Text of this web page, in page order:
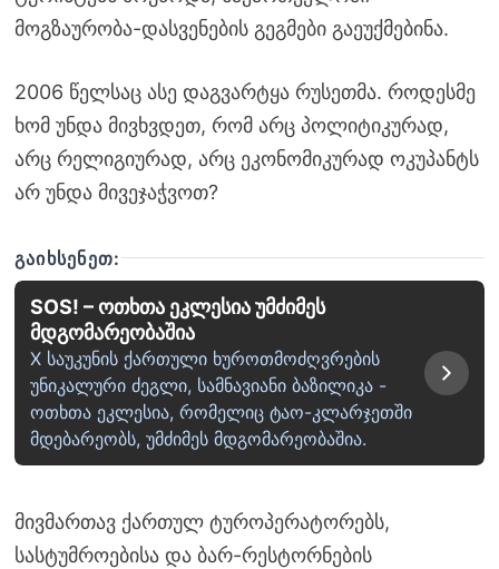
მოგზაურობა-დასვენების გეგმები გაეუქმებინა.
2006 წელსაც ასე დაგვარტყა რუსეთმა. როდესმე
ხომ უნდა მივხვდეთ, რომ არც პოლიტიკურად,
არც რელიგიურად, არც ეკონომიკურად ოკუპანტს
არ უნდა მივეჯაჭვოთ?
ᲒᲐᲘᲮᲡᲔᲜᲔᲗ:
SOS! – ოთხთა ეკლესია უმძიმეს
მდგომარეობაშია
X საუკუნის ქართული ხუროთმოძღვრების
უნიკალური ძეგლი, სამნავიანი ბაზილიკა -
ოთხთა ეკლესია, რომელიც ტაო-კლარჯეთში
მდებარეობს, უმძიმეს მდგომარეობაშია.
მივმართავ ქართულ ტუროპერატორებს,
სასტუმროებისა და ბარ-რესტორნების